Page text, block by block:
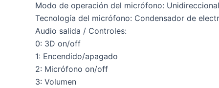
Modo de operación del micrófono: Unidireccional
Tecnología del micrófono: Condensador de
Audio salida / Controles:
0: 3D on/off
1: Encendido/apagado
2: Micrófono on/off
3: Volumen